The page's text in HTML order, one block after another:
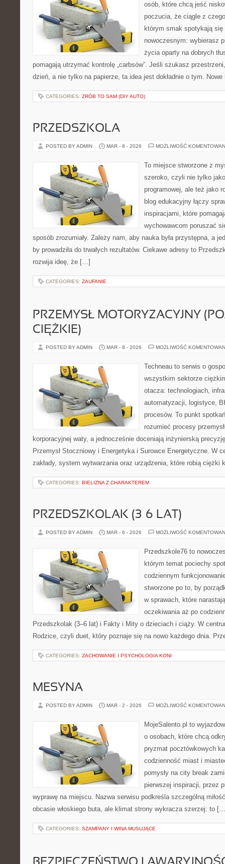
osób, które chcą jeść
poczucia, że ciągle z
którym smak spotykają
nowoczesnym: wybierasz
życia oparty na dobrych
pomagają utrzymać kontrolę „carbsów”. Jeśli szukasz
dzień, a nie tylko na papierze, ta idea jest dokładnie o tym.
CATEGORIES: ZRÓB TO SAM (DIY AUTO)
PRZEDSZKOLA
POSTED BY ADMIN MAR - 8 - 2026 MOŻLIWOŚĆ
To miejsce stworzone z
szeroko, czyli nie tylko
programowej, ale też jako
blog edukacyjny łączy
inspiracjami, które
wychowawcom poruszać
sposób zrozumiały. Zależy nam, aby nauka była przystępna, a
by prowadziła do trwałych rezultatów. Ciekawe adresy to
rozwija ideę, że […]
CATEGORIES: ZAUFANIE
PRZEMYSŁ MOTORYZACYJNY
CIĘŻKIE)
POSTED BY ADMIN MAR - 8 - 2026 MOŻLIWOŚĆ
Techneau to serwis o
wszystkim sektorze
otacza: technologiach,
automatyzacji, logistyce,
procesów. To punkt
rozumieć procesy
korporacyjnej waty, a jednocześnie doceniają inżynierską
Przemysł Stoczniowy i Energetyka i Surowce Energetyczne. W
zakłady, system wytwarzania oraz urządzenia, które robią ciężki
CATEGORIES: BIELIZNA Z CHARAKTEREM
PRZEDSZKOLAK (3–6 LAT)
POSTED BY ADMIN MAR - 6 - 2026 MOŻLIWOŚĆ
Przedszkole76 to
którym temat pociechy
codziennym
stworzone po to, by
w sprawach, które
oczekiwania aż po
Przedszkolak (3–6 lat) i Fakty i Mity o dzieciach i ciąży. W
Rodzice, czyli duet, który poznaje się na nowo każdego dnia.
CATEGORIES: ZACHOWANIE I PSYCHOLOGIA KONI
MESYNA
POSTED BY ADMIN MAR - 2 - 2026 MOŻLIWOŚĆ
MojeSalento.pl to
o osobach, które chcą
pryzmat pocztówkowych
codzienność miast i
pomysły na city break
pierwszej inspiracji, przez
wyprawę na miejscu. Nazwa serwisu podkreśla szczególną
obcasie włoskiego buta, ale klimat strony wykracza szerzej: to
CATEGORIES: SZAMPANY I WINA MUSUJĄCE